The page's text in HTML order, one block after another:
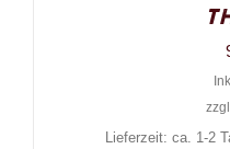
Lieferzeit: ca. 1-2